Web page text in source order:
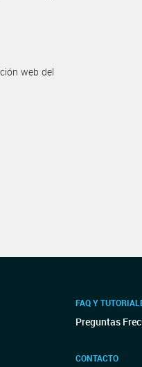
web del
FAQ Y
Preguntas
CONTACTO